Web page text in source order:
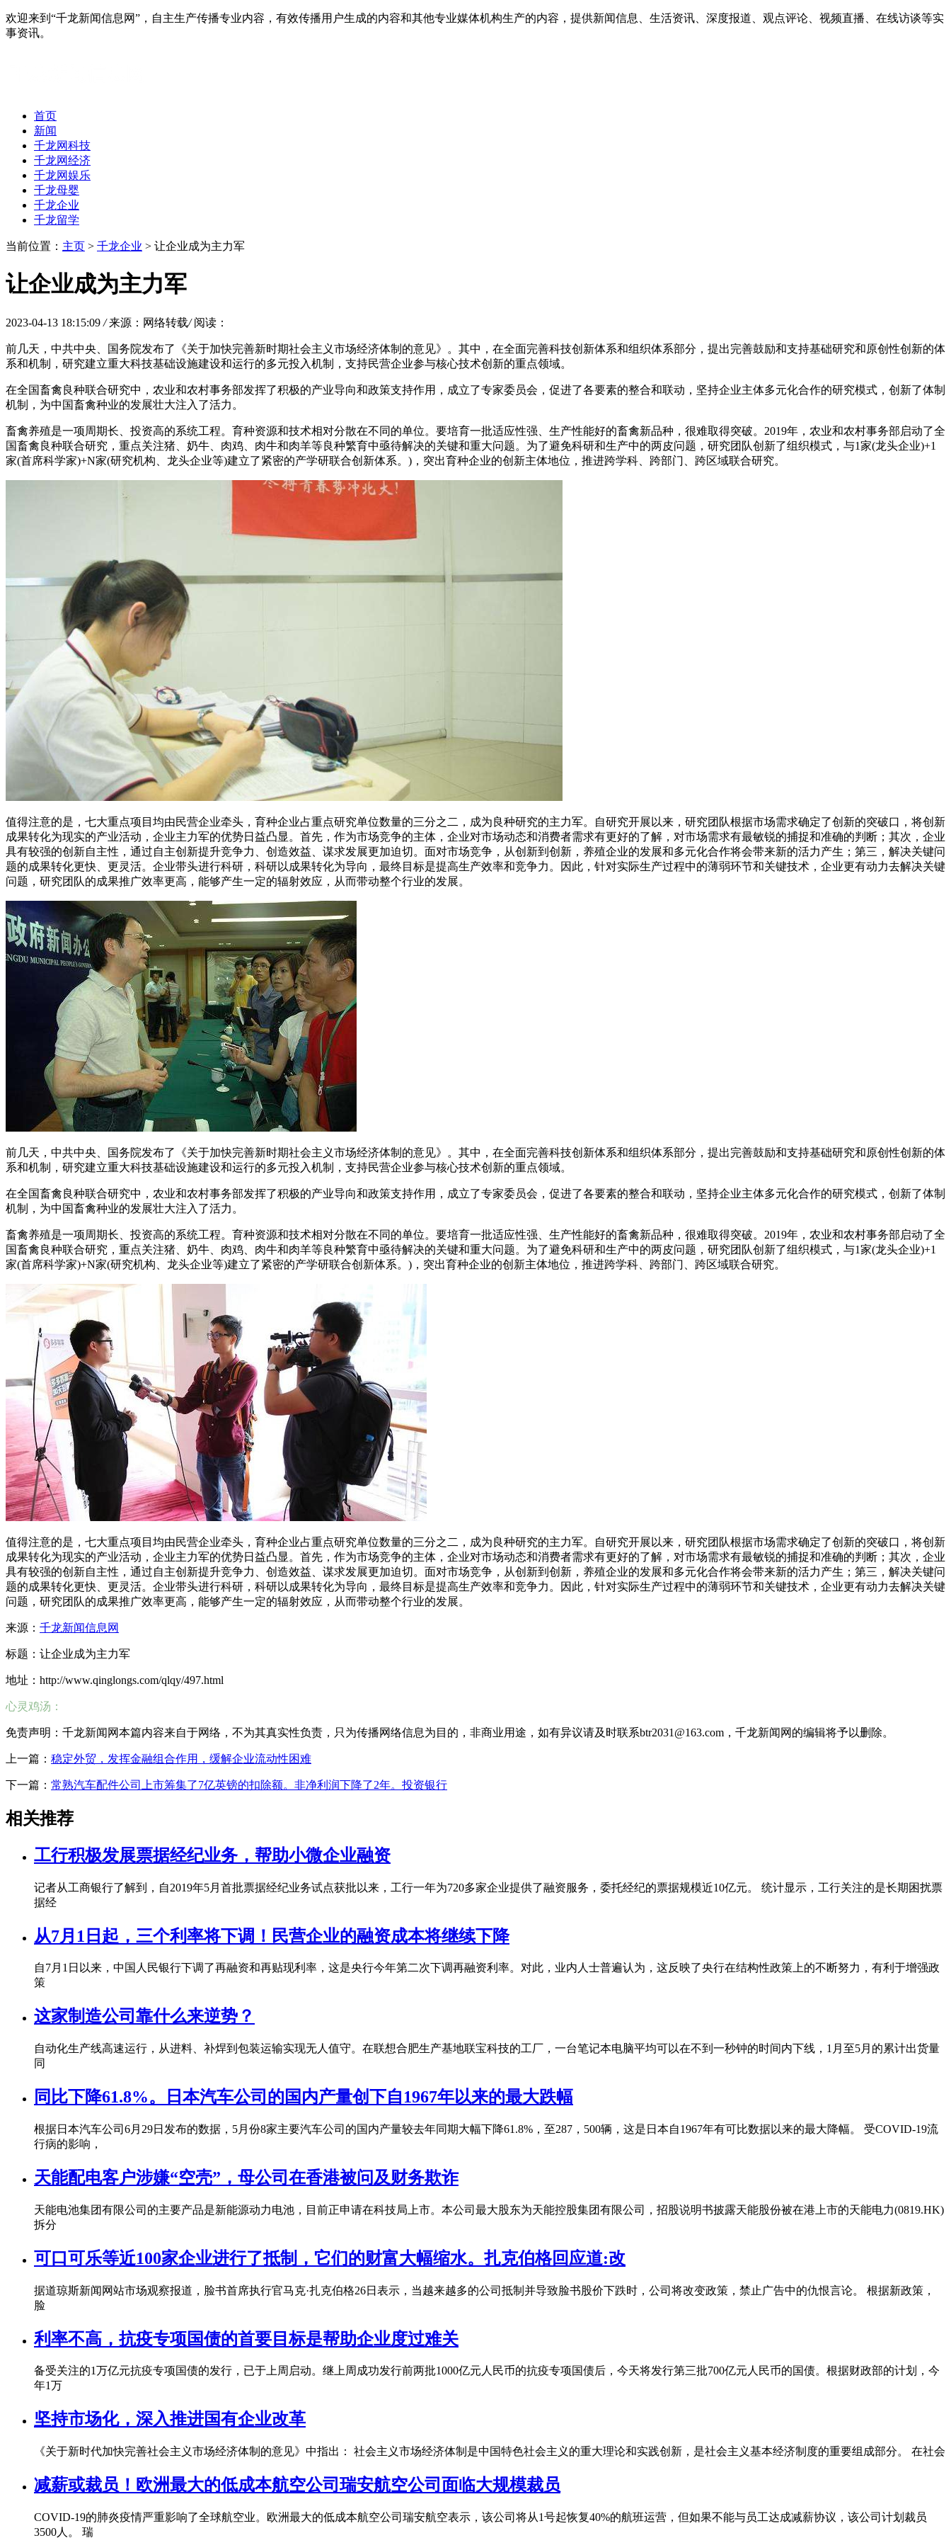
欢迎来到“千龙新闻信息网”，自主生产传播专业内容，有效传播用户生成的内容和其他专业媒体机构生产的内容，提供新闻信息、生活资讯、深度报道、观点评论、视频直播、在线访谈等实
事资讯。
首页
新闻
千龙网科技
千龙网经济
千龙网娱乐
千龙母婴
千龙企业
千龙留学
当前位置： 主页 > 千龙企业 > 让企业成为主力军
让企业成为主力军
2023-04-13 18:15:09 / 来源：网络转载/ 阅读：
前几天，中共中央、国务院发布了《关于加快完善新时期社会主义市场经济体制的意见》。其中，在全面完善科技创新体系和组织体系部分，提出完善鼓励和支持基础研究和原创性创新的体
系和机制，研究建立重大科技基础设施建设和运行的多元投入机制，支持民营企业参与核心技术创新的重点领域。
在全国畜禽良种联合研究中，农业和农村事务部发挥了积极的产业导向和政策支持作用，成立了专家委员会，促进了各要素的整合和联动，坚持企业主体多元化合作的研究模式，创新了体制
机制，为中国畜禽种业的发展壮大注入了活力。
畜禽养殖是一项周期长、投资高的系统工程。育种资源和技术相对分散在不同的单位。要培育一批适应性强、生产性能好的畜禽新品种，很难取得突破。2019年，农业和农村事务部启动了全
国畜禽良种联合研究，重点关注猪、奶牛、肉鸡、肉牛和肉羊等良种繁育中亟待解决的关键和重大问题。为了避免科研和生产中的两皮问题，研究团队创新了组织模式，与1家(龙头企业)+1
家(首席科学家)+N家(研究机构、龙头企业等)建立了紧密的产学研联合创新体系。)，突出育种企业的创新主体地位，推进跨学科、跨部门、跨区域联合研究。
值得注意的是，七大重点项目均由民营企业牵头，育种企业占重点研究单位数量的三分之二，成为良种研究的主力军。自研究开展以来，研究团队根据市场需求确定了创新的突破口，将创新
成果转化为现实的产业活动，企业主力军的优势日益凸显。首先，作为市场竞争的主体，企业对市场动态和消费者需求有更好的了解，对市场需求有最敏锐的捕捉和准确的判断；其次，企业
具有较强的创新自主性，通过自主创新提升竞争力、创造效益、谋求发展更加迫切。面对市场竞争，从创新到创新，养殖企业的发展和多元化合作将会带来新的活力产生；第三，解决关键问
题的成果转化更快、更灵活。企业带头进行科研，科研以成果转化为导向，最终目标是提高生产效率和竞争力。因此，针对实际生产过程中的薄弱环节和关键技术，企业更有动力去解决关键
问题，研究团队的成果推广效率更高，能够产生一定的辐射效应，从而带动整个行业的发展。
前几天，中共中央、国务院发布了《关于加快完善新时期社会主义市场经济体制的意见》。其中，在全面完善科技创新体系和组织体系部分，提出完善鼓励和支持基础研究和原创性创新的体
系和机制，研究建立重大科技基础设施建设和运行的多元投入机制，支持民营企业参与核心技术创新的重点领域。
在全国畜禽良种联合研究中，农业和农村事务部发挥了积极的产业导向和政策支持作用，成立了专家委员会，促进了各要素的整合和联动，坚持企业主体多元化合作的研究模式，创新了体制
机制，为中国畜禽种业的发展壮大注入了活力。
畜禽养殖是一项周期长、投资高的系统工程。育种资源和技术相对分散在不同的单位。要培育一批适应性强、生产性能好的畜禽新品种，很难取得突破。2019年，农业和农村事务部启动了全
国畜禽良种联合研究，重点关注猪、奶牛、肉鸡、肉牛和肉羊等良种繁育中亟待解决的关键和重大问题。为了避免科研和生产中的两皮问题，研究团队创新了组织模式，与1家(龙头企业)+1
家(首席科学家)+N家(研究机构、龙头企业等)建立了紧密的产学研联合创新体系。)，突出育种企业的创新主体地位，推进跨学科、跨部门、跨区域联合研究。
值得注意的是，七大重点项目均由民营企业牵头，育种企业占重点研究单位数量的三分之二，成为良种研究的主力军。自研究开展以来，研究团队根据市场需求确定了创新的突破口，将创新
成果转化为现实的产业活动，企业主力军的优势日益凸显。首先，作为市场竞争的主体，企业对市场动态和消费者需求有更好的了解，对市场需求有最敏锐的捕捉和准确的判断；其次，企业
具有较强的创新自主性，通过自主创新提升竞争力、创造效益、谋求发展更加迫切。面对市场竞争，从创新到创新，养殖企业的发展和多元化合作将会带来新的活力产生；第三，解决关键问
题的成果转化更快、更灵活。企业带头进行科研，科研以成果转化为导向，最终目标是提高生产效率和竞争力。因此，针对实际生产过程中的薄弱环节和关键技术，企业更有动力去解决关键
问题，研究团队的成果推广效率更高，能够产生一定的辐射效应，从而带动整个行业的发展。
来源： 千龙新闻信息网
标题：让企业成为主力军
地址：http://www.qinglongs.com/qlqy/497.html
心灵鸡汤：
免责声明：千龙新闻网本篇内容来自于网络，不为其真实性负责，只为传播网络信息为目的，非商业用途，如有异议请及时联系btr2031@163.com，千龙新闻网的编辑将予以删除。
上一篇： 稳定外贸，发挥金融组合作用，缓解企业流动性困难
下一篇： 常熟汽车配件公司上市筹集了7亿英镑的扣除额。非净利润下降了2年。投资银行
相关推荐
工行积极发展票据经纪业务，帮助小微企业融资
记者从工商银行了解到，自2019年5月首批票据经纪业务试点获批以来，工行一年为720多家企业提供了融资服务，委托经纪的票据规模近10亿元。 统计显示，工行关注的是长期困扰票
据经
从7月1日起，三个利率将下调！民营企业的融资成本将继续下降
自7月1日以来，中国人民银行下调了再融资和再贴现利率，这是央行今年第二次下调再融资利率。对此，业内人士普遍认为，这反映了央行在结构性政策上的不断努力，有利于增强政
策
这家制造公司靠什么来逆势？
自动化生产线高速运行，从进料、补焊到包装运输实现无人值守。在联想合肥生产基地联宝科技的工厂，一台笔记本电脑平均可以在不到一秒钟的时间内下线，1月至5月的累计出货量
同
同比下降61.8%。日本汽车公司的国内产量创下自1967年以来的最大跌幅
根据日本汽车公司6月29日发布的数据，5月份8家主要汽车公司的国内产量较去年同期大幅下降61.8%，至287，500辆，这是日本自1967年有可比数据以来的最大降幅。 受COVID-19流
行病的影响，
天能配电客户涉嫌“空壳”，母公司在香港被问及财务欺诈
天能电池集团有限公司的主要产品是新能源动力电池，目前正申请在科技局上市。本公司最大股东为天能控股集团有限公司，招股说明书披露天能股份被在港上市的天能电力(0819.HK)
拆分
可口可乐等近100家企业进行了抵制，它们的财富大幅缩水。扎克伯格回应道:改
据道琼斯新闻网站市场观察报道，脸书首席执行官马克·扎克伯格26日表示，当越来越多的公司抵制并导致脸书股价下跌时，公司将改变政策，禁止广告中的仇恨言论。 根据新政策，
脸
利率不高，抗疫专项国债的首要目标是帮助企业度过难关
备受关注的1万亿元抗疫专项国债的发行，已于上周启动。继上周成功发行前两批1000亿元人民币的抗疫专项国债后，今天将发行第三批700亿元人民币的国债。根据财政部的计划，今
年1万
坚持市场化，深入推进国有企业改革
《关于新时代加快完善社会主义市场经济体制的意见》中指出： 社会主义市场经济体制是中国特色社会主义的重大理论和实践创新，是社会主义基本经济制度的重要组成部分。 在社会
减薪或裁员！欧洲最大的低成本航空公司瑞安航空公司面临大规模裁员
COVID-19的肺炎疫情严重影响了全球航空业。欧洲最大的低成本航空公司瑞安航空表示，该公司将从1号起恢复40%的航班运营，但如果不能与员工达成减薪协议，该公司计划裁员
3500人。 瑞